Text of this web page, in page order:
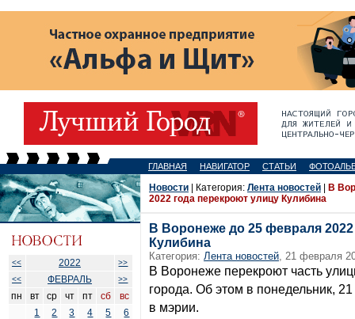
ГЛАВНАЯ НАВИГАТОР СТАТЬИ
<< 2022
>>
<<
ФЕВРАЛЬ >>
пн вт ср чт пт сб
вс
1
2 3 4 5
6
Новости | Категория: Лента новостей
В
2022 года перекроют улицу Кулибина
В Воронеже до 25 февраля
Кулибина
Категория: Лента новостей, 21 февраля
В Воронеже перекроют часть
города. Об этом в понедельник,
в мэрии.